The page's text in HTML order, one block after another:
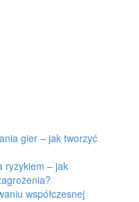
gier – jak tworzyć
ryzykiem – jak
współczesnej